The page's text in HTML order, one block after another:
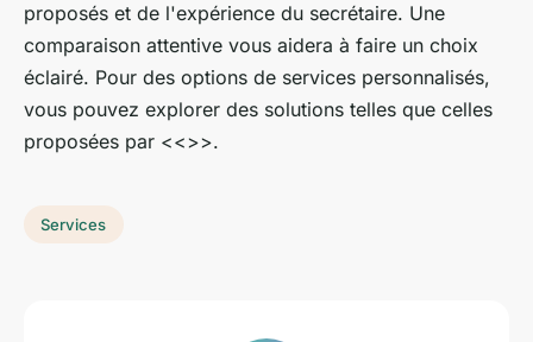
proposés et de l'expérience du secrétaire. Une
comparaison attentive vous aidera à faire un choix
éclairé. Pour des options de services personnalisés,
vous pouvez explorer des solutions telles que celles
proposées par <<>>.
Services